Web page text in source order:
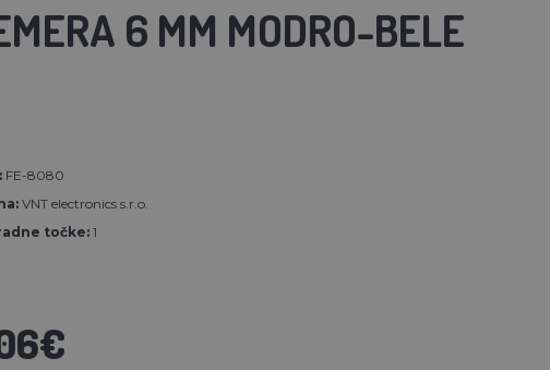
6 MM MODRO-BELE
FE-8080
VNT electronics s.r.o.
točke: 1